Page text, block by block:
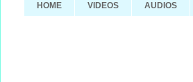
HOME VIDEOS AUDIOS